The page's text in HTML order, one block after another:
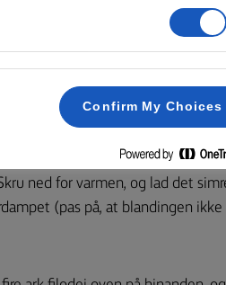
appelsin- og citronskal,
kanel, saft og skal af
ned for varmen, og lad det
(pas på, at blandingen
Confirm My Choices